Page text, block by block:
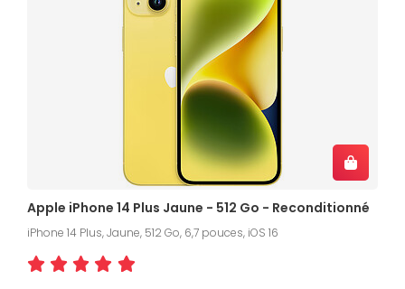
Apple iPhone 14 Plus Jaune - 512 Go - Reconditionné
iPhone 14 Plus, Jaune, 512 Go, 6,7 pouces, iOS 16